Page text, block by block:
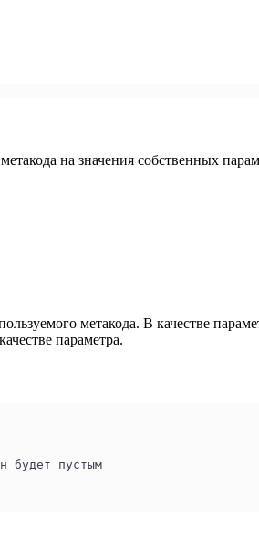
на значения собственных
метакода. В качестве
параметра.
будет пустым